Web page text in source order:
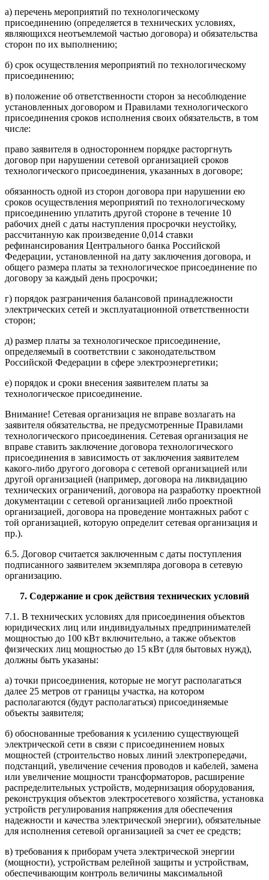
а) перечень мероприятий по технологическому
присоединению (определяется в технических условиях,
являющихся неотъемлемой частью договора) и обязательства
сторон по их выполнению;
б) срок осуществления мероприятий по технологическому
присоединению;
в) положение об ответственности сторон за несоблюдение
установленных договором и Правилами технологического
присоединения сроков исполнения своих обязательств, в том
числе:
право заявителя в одностороннем порядке расторгнуть
договор при нарушении сетевой организацией сроков
технологического присоединения, указанных в договоре;
обязанность одной из сторон договора при нарушении ею
сроков осуществления мероприятий по технологическому
присоединению уплатить другой стороне в течение 10
рабочих дней с даты наступления просрочки неустойку,
рассчитанную как произведение 0,014 ставки
рефинансирования Центрального банка Российской
Федерации, установленной на дату заключения договора, и
общего размера платы за технологическое присоединение по
договору за каждый день просрочки;
г) порядок разграничения балансовой принадлежности
электрических сетей и эксплуатационной ответственности
сторон;
д) размер платы за технологическое присоединение,
определяемый в соответствии с законодательством
Российской Федерации в сфере электроэнергетики;
е) порядок и сроки внесения заявителем платы за
технологическое присоединение.
Внимание! Сетевая организация не вправе возлагать на
заявителя обязательства, не предусмотренные Правилами
технологического присоединения. Сетевая организация не
вправе ставить заключение договора технологического
присоединения в зависимость от заключения заявителем
какого-либо другого договора с сетевой организацией или
другой организацией (например, договора на ликвидацию
технических ограничений, договора на разработку проектной
документации с сетевой организацией либо проектной
организацией, договора на проведение монтажных работ с
той организацией, которую определит сетевая организация и
пр.).
6.5. Договор считается заключенным с даты поступления
подписанного заявителем экземпляра договора в сетевую
организацию.
7. Содержание и срок действия технических условий
7.1. В технических условиях для присоединения объектов
юридических лиц или индивидуальных предпринимателей
мощностью до 100 кВт включительно, а также объектов
физических лиц мощностью до 15 кВт (для бытовых нужд),
должны быть указаны:
а) точки присоединения, которые не могут располагаться
далее 25 метров от границы участка, на котором
располагаются (будут располагаться) присоединяемые
объекты заявителя;
б) обоснованные требования к усилению существующей
электрической сети в связи с присоединением новых
мощностей (строительство новых линий электропередачи,
подстанций, увеличение сечения проводов и кабелей, замена
или увеличение мощности трансформаторов, расширение
распределительных устройств, модернизация оборудования,
реконструкция объектов электросетевого хозяйства, установка
устройств регулирования напряжения для обеспечения
надежности и качества электрической энергии), обязательные
для исполнения сетевой организацией за счет ее средств;
в) требования к приборам учета электрической энергии
(мощности), устройствам релейной защиты и устройствам,
обеспечивающим контроль величины максимальной